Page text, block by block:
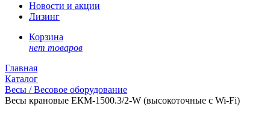
Новости и акции
Лизинг
Корзина
нет товаров
Главная
Каталог
Весы / Весовое оборудование
Весы крановые ЕКМ-1500.3/2-W (высокоточные c Wi-Fi)